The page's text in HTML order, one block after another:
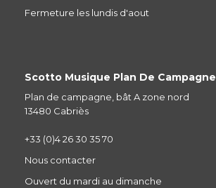
Fermeture les lundis d'aout
Scotto Musique Plan De Campagne
Plan de campagne, bât A zone nord
13480 Cabriès
+33 (0)4 26 30 35 70
Nous contacter
Ouvert du mardi au dimanche